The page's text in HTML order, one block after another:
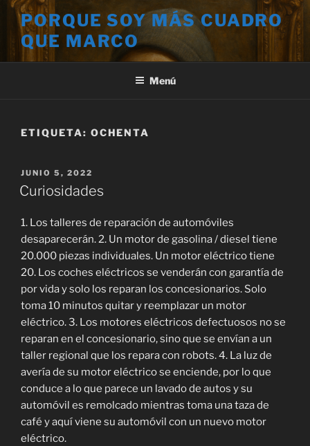
Saltar
contenido
PORQUE SOY MÁS CUADRO
QUE MARCO
Menú
ETIQUETA: OCHENTA
PUBLICADO
EL
JUNIO 5, 2022
Curiosidades
1. Los talleres de reparación de automóviles
desaparecerán. 2. Un motor de gasolina / diesel tiene
20.000 piezas individuales. Un motor eléctrico tiene
20. Los coches eléctricos se venderán con garantía de
por vida y solo los reparan los concesionarios. Solo
toma 10 minutos quitar y reemplazar un motor
eléctrico. 3. Los motores eléctricos defectuosos no se
reparan en el concesionario, sino que se envían a un
taller regional que los repara con robots. 4. La luz de
avería de su motor eléctrico se enciende, por lo que
conduce a lo que parece un lavado de autos y su
automóvil es remolcado mientras toma una taza de
café y aquí viene su automóvil con un nuevo motor
eléctrico.